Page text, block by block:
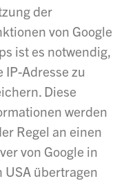
der
von Google
ist es notwendig,
IP-Adresse zu
Diese
werden
Regel an einen
von Google in
USA übertragen